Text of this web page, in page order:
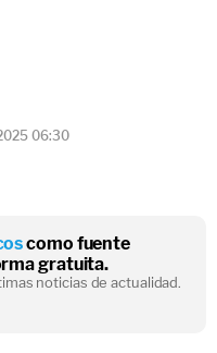
06:30
como fuente
gratuita.
noticias de actualidad.